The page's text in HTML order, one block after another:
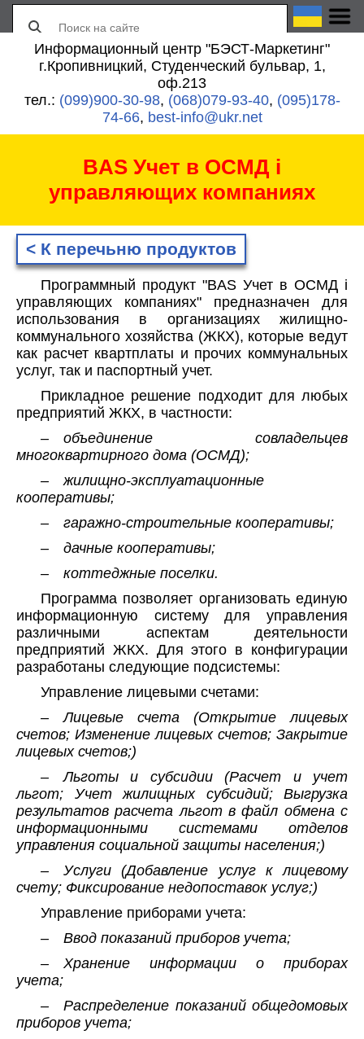
Информационный центр "БЭСТ-Маркетинг"
г.Кропивницкий, Студенческий бульвар, 1,
оф.213
тел.: (099)900-30-98, (068)079-93-40, (095)178-
74-66, best-info@ukr.net
BAS Учет в ОСМД і
управляющих компаниях
< К перечьню продуктов
Программный продукт "BAS Учет в ОСМД і
управляющих компаниях" предназначен для
использования в организациях жилищно-
коммунального хозяйства (ЖКХ), которые ведут
как расчет квартплаты и прочих коммунальных
услуг, так и паспортный учет.
Прикладное решение подходит для любых
предприятий ЖКХ, в частности:
– объединение совладельцев
многоквартирного дома (ОСМД);
– жилищно-эксплуатационные
кооперативы;
– гаражно-строительные кооперативы;
– дачные кооперативы;
– коттеджные поселки.
Программа позволяет организовать единую
информационную систему для управления
различными аспектам деятельности
предприятий ЖКХ. Для этого в конфигурации
разработаны следующие подсистемы:
Управление лицевыми счетами:
– Лицевые счета (Открытие лицевых
счетов; Изменение лицевых счетов; Закрытие
лицевых счетов;)
– Льготы и субсидии (Расчет и учет
льгот; Учет жилищных субсидий; Выгрузка
результатов расчета льгот в файл обмена с
информационными системами отделов
управления социальной защиты населения;)
– Услуги (Добавление услуг к лицевому
счету; Фиксирование недопоставок услуг;)
Управление приборами учета:
– Ввод показаний приборов учета;
– Хранение информации о приборах
учета;
– Распределение показаний общедомовых
приборов учета;